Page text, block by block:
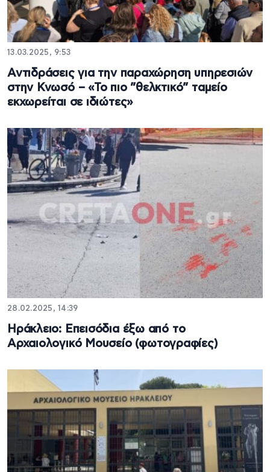
13.03.2025, 9:53
Αντιδράσεις για την παραχώρηση υπηρεσιών
στην Κνωσό – «Το πιο ”θελκτικό” ταμείο
εκχωρείται σε ιδιώτες»
28.02.2025, 14:39
Ηράκλειο: Επεισόδια έξω από το
Αρχαιολογικό Μουσείο (φωτογραφίες)